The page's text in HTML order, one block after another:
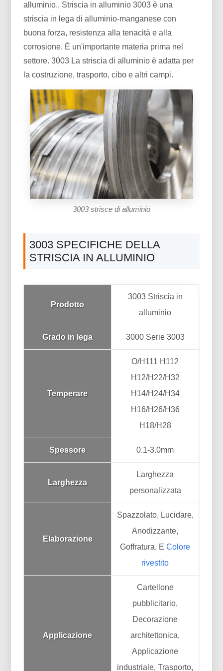
alluminio.. Striscia in alluminio 3003 è una
striscia in lega di alluminio-manganese con
buona forza, resistenza alla tenacità e alla
corrosione. È un'importante materia prima nel
settore. 3003 La striscia di alluminio è adatta per
la costruzione, trasporto, cibo e altri campi.
3003 strisce di alluminio
3003 SPECIFICHE DELLA
STRISCIA IN ALLUMINIO
Prodotto
3003 Striscia in
alluminio
Grado in lega 3000 Serie 3003
Temperare
O/H111 H112
H12/H22/H32
H14/H24/H34
H16/H26/H36
H18/H28
Spessore 0.1-3.0mm
Larghezza
Larghezza
personalizzata
Elaborazione
Spazzolato, Lucidare,
Anodizzante,
Goffratura, EColore
rivestito
Applicazione
Cartellone
pubblicitario,
Decorazione
architettonica,
Applicazione
industriale, Trasporto,